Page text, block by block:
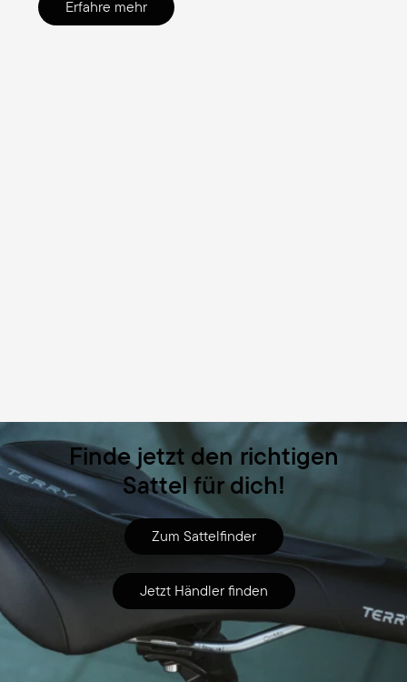
Erfahre mehr
Finde jetzt den richtigen
Sattel für dich!
Zum Sattelfinder
Jetzt Händler finden